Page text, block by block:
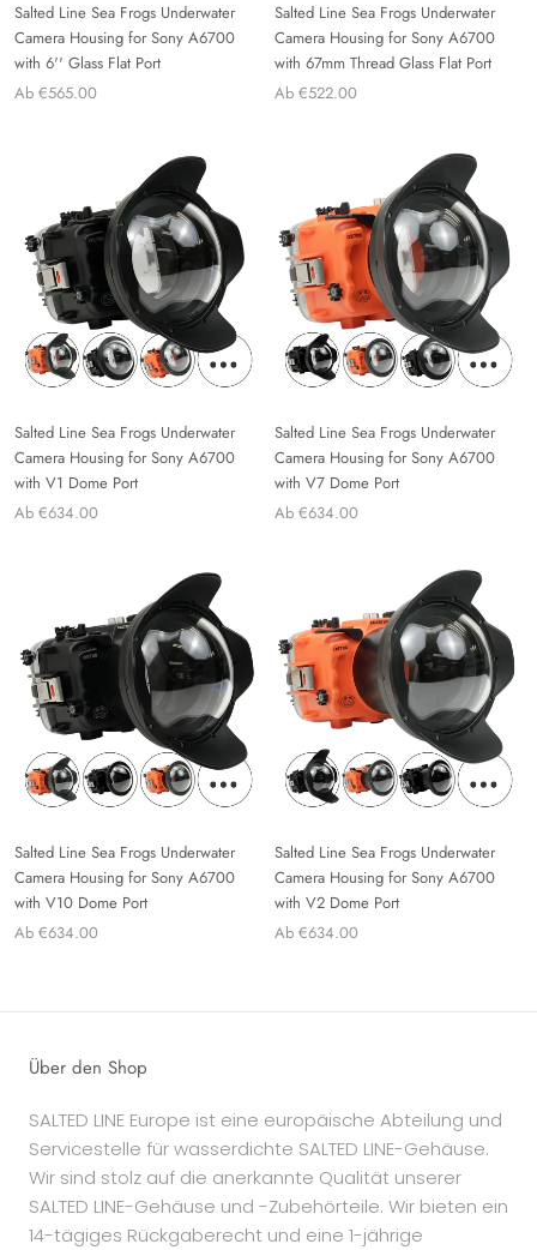
Salted Line Sea Frogs Underwater
Camera Housing for Sony A6700
with 6'' Glass Flat Port
Ab €565.00
Salted Line Sea Frogs Underwater
Camera Housing for Sony A6700
with 67mm Thread Glass Flat Port
Ab €522.00
Salted Line Sea Frogs Underwater
Camera Housing for Sony A6700
with V1 Dome Port
Ab €634.00
Salted Line Sea Frogs Underwater
Camera Housing for Sony A6700
with V7 Dome Port
Ab €634.00
Salted Line Sea Frogs Underwater
Camera Housing for Sony A6700
with V10 Dome Port
Ab €634.00
Salted Line Sea Frogs Underwater
Camera Housing for Sony A6700
with V2 Dome Port
Ab €634.00
Über den Shop
SALTED LINE Europe ist eine europäische Abteilung und
Servicestelle für wasserdichte SALTED LINE-Gehäuse.
Wir sind stolz auf die anerkannte Qualität unserer
SALTED LINE-Gehäuse und -Zubehörteile. Wir bieten ein
14-tägiges Rückgaberecht und eine 1-jährige